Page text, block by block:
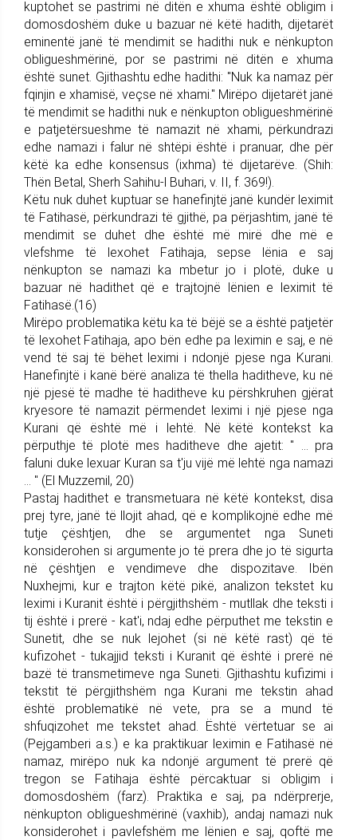
kuptohet se pastrimi në ditën e xhuma është obligim i
domosdoshëm duke u bazuar në këtë hadith, dijetarët
eminentë janë të mendimit se hadithi nuk e nënkupton
obligueshmërinë, por se pastrimi në ditën e xhuma
është sunet. Gjithashtu edhe hadithi: "Nuk ka namaz për
fqinjin e xhamisë, veçse në xhami." Mirëpo dijetarët janë
të mendimit se hadithi nuk e nënkupton obligueshmërinë
e patjetërsueshme të namazit në xhami, përkundrazi
edhe namazi i falur në shtëpi është i pranuar, dhe për
këtë ka edhe konsensus (ixhma) të dijetarëve. (Shih:
Thën Betal, Sherh Sahihu-l Buhari, v. II, f. 369!).
Këtu nuk duhet kuptuar se hanefinjtë janë kundër leximit
të Fatihasë, përkundrazi të gjithë, pa përjashtim, janë të
mendimit se duhet dhe është më mirë dhe më e
vlefshme të lexohet Fatihaja, sepse lënia e saj
nënkupton se namazi ka mbetur jo i plotë, duke u
bazuar në hadithet që e trajtojnë lënien e leximit të
Fatihasë.(16)
Mirëpo problematika këtu ka të bëjë se a është patjetër
të lexohet Fatihaja, apo bën edhe pa leximin e saj, e në
vend të saj të bëhet leximi i ndonjë pjese nga Kurani.
Hanefinjtë i kanë bërë analiza të thella haditheve, ku në
një pjesë të madhe të haditheve ku përshkruhen gjërat
kryesore të namazit përmendet leximi i një pjese nga
Kurani që është më i lehtë. Në këtë kontekst ka
përputhje të plotë mes haditheve dhe ajetit: " ... pra
faluni duke lexuar Kuran sa t'ju vijë më lehtë nga namazi
... " (El Muzzemil, 20)
Pastaj hadithet e transmetuara në këtë kontekst, disa
prej tyre, janë të llojit ahad, që e komplikojnë edhe më
tutje çështjen, dhe se argumentet nga Suneti
konsiderohen si argumente jo të prera dhe jo të sigurta
në çështjen e vendimeve dhe dispozitave. Ibën
Nuxhejmi, kur e trajton këtë pikë, analizon tekstet ku
leximi i Kuranit është i përgjithshëm - mutllak dhe teksti i
tij është i prerë - kat'i, ndaj edhe përputhet me tekstin e
Sunetit, dhe se nuk lejohet (si në këtë rast) që të
kufizohet - tukajjid teksti i Kuranit që është i prerë në
bazë të transmetimeve nga Suneti. Gjithashtu kufizimi i
tekstit të përgjithshëm nga Kurani me tekstin ahad
është problematikë në vete, pra se a mund të
shfuqizohet me tekstet ahad. Është vërtetuar se ai
(Pejgamberi a.s.) e ka praktikuar leximin e Fatihasë në
namaz, mirëpo nuk ka ndonjë argument të prerë që
tregon se Fatihaja është përcaktuar si obligim i
domosdoshëm (farz). Praktika e saj, pa ndërprerje,
nënkupton obligueshmërinë (vaxhib), andaj namazi nuk
konsiderohet i pavlefshëm me lënien e saj, qoftë me